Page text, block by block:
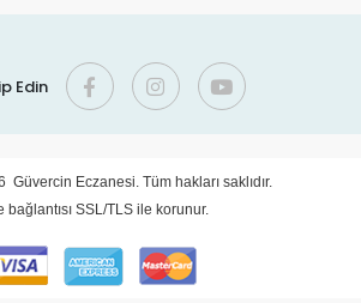
Edin
Eczanesi. Tüm hakları saklıdır.
bağlantısı SSL/TLS ile korunur.